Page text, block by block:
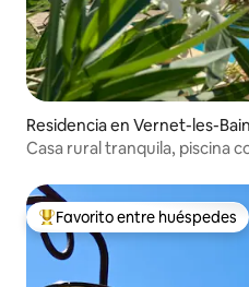
Residencia en Vernet-les-
Casa rural tranquila, piscina
De los mejores en Favorito
Favorito entre huéspedes